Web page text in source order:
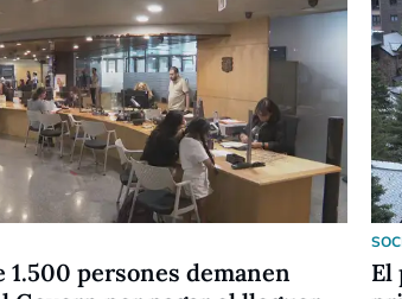
1.500 persones demanen
El